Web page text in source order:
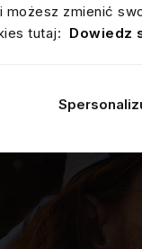
możesz zmienić
tutaj: Dowiedz